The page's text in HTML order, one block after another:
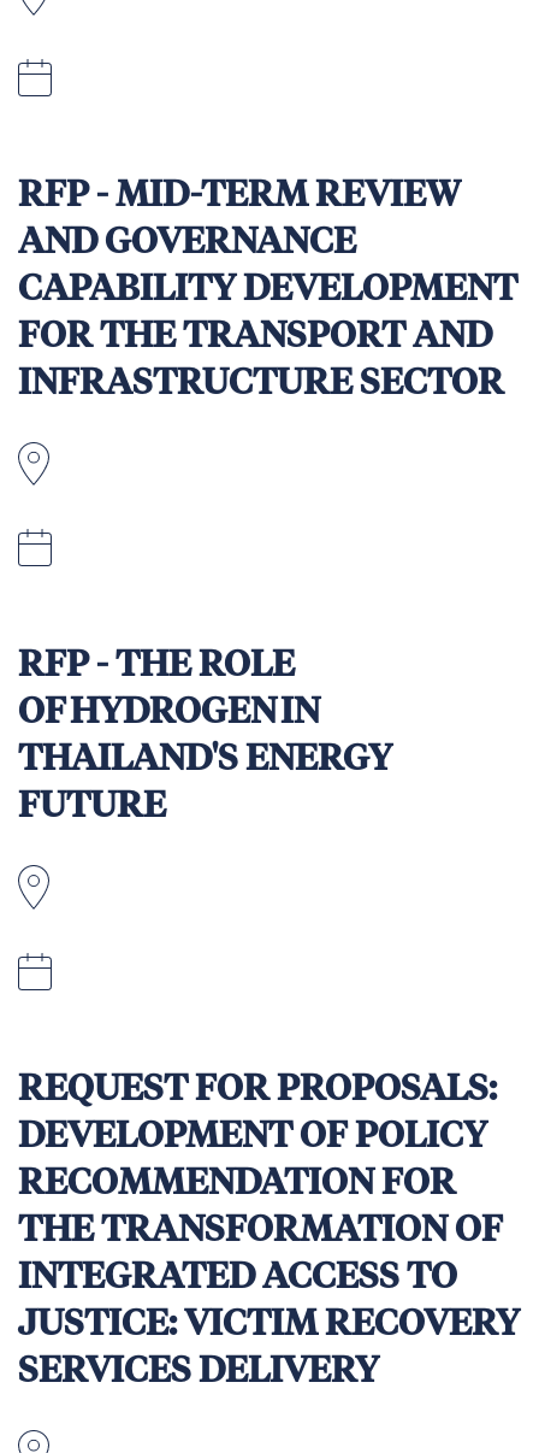
RFP - MID-TERM REVIEW
AND GOVERNANCE
CAPABILITY DEVELOPMENT
FOR THE TRANSPORT AND
INFRASTRUCTURE SECTOR
RFP - THE ROLE
OF HYDROGEN IN
THAILAND'S ENERGY
FUTURE
REQUEST FOR PROPOSALS:
DEVELOPMENT OF POLICY
RECOMMENDATION FOR
THE TRANSFORMATION OF
INTEGRATED ACCESS TO
JUSTICE: VICTIM RECOVERY
SERVICES DELIVERY